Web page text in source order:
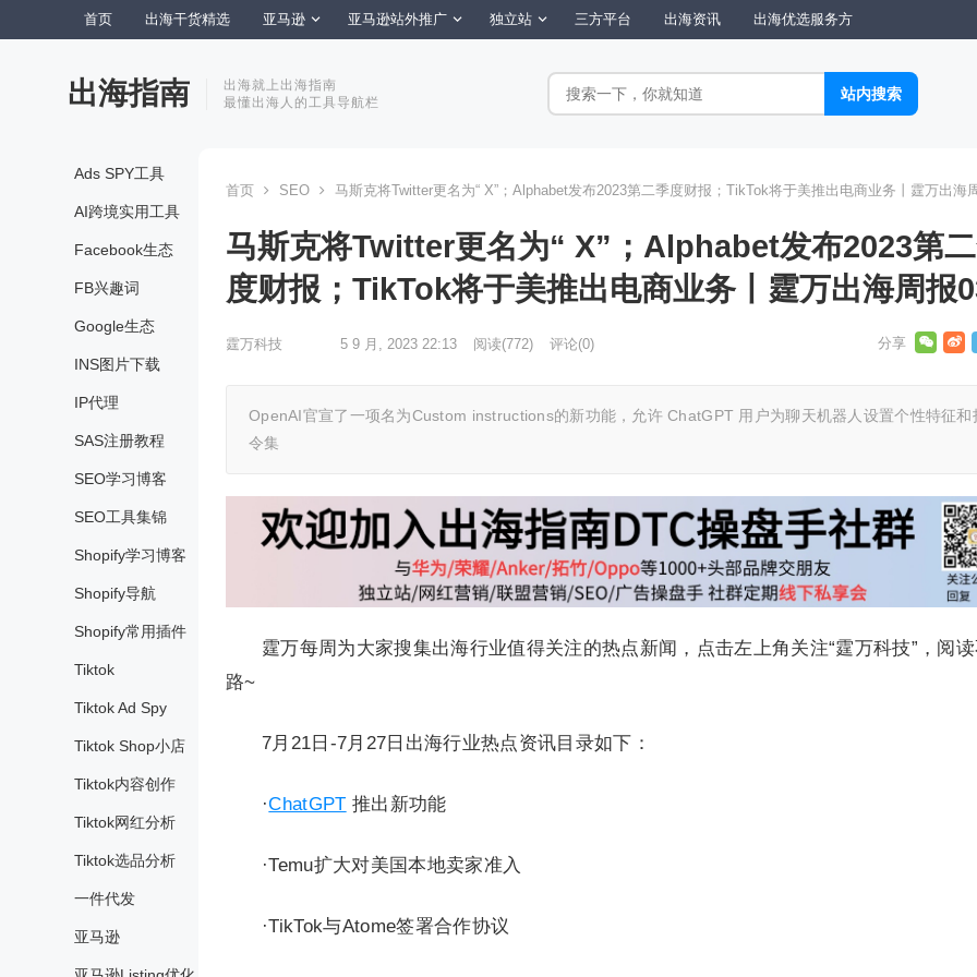
首页 出海干货精选 亚马逊 亚马逊站外推广 独立站 三方平台 出海资讯 出海优选服务方
出海指南
出海就上出海指南
最懂出海人的工具导航栏
Ads SPY工具
AI跨境实用工具
Facebook生态
FB兴趣词
Google生态
INS图片下载
IP代理
SAS注册教程
SEO学习博客
SEO工具集锦
Shopify学习博客
Shopify导航
Shopify常用插件
Tiktok
Tiktok Ad Spy
Tiktok Shop小店
Tiktok内容创作
Tiktok网红分析
Tiktok选品分析
一件代发
亚马逊
首页 SEO 马斯克将Twitter更名为“ X”；Alphabet发布2023第二季度财报；TikTok将于美推出电商业务丨霆万出海
马斯克将Twitter更名为“ X”；Alphabet发布2023第
度财报；TikTok将于美推出电商业务丨霆万出海周报
霆万科技 5 9 月, 2023 22:13 阅读(772) 评论(0)
OpenAI官宣了一项名为Custom instructions的新功能，允许 ChatGPT 用户为聊天机器人设置个性特征和
令集
霆万每周为大家搜集出海行业值得关注的热点新闻，点击左上角关注“霆万科技”，阅
路~
7月21日-7月27日出海行业热点资讯目录如下：
·ChatGPT 推出新功能
·Temu扩大对美国本地卖家准入
·TikTok与Atome签署合作协议